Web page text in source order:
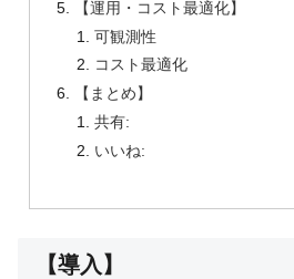
【運用・コスト最適化】
可観測性
コスト最適化
【まとめ】
共有:
いいね:
【導入】